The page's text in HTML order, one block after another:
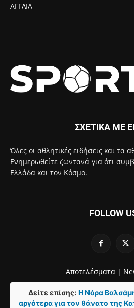
ΑΓΓΛΙΑ
ΣΧΕΤΙΚΑ ΜΕ
Όλες οι αθλητικές ειδήσεις και τα
Ενημερωθείτε ζωντανά για ότι
Ελλάδα και τον Κόσμο.
FOLLOW
Αποτελέσματα |
Δείτε επίσης: Η Νόρα
αργότερα για τον θάνατο της